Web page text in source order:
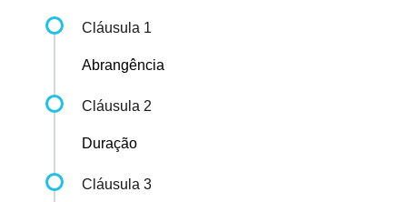
Cláusula 1
Abrangência
Cláusula 2
Duração
Cláusula 3